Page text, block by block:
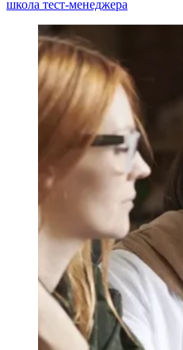
школа тест-менеджера